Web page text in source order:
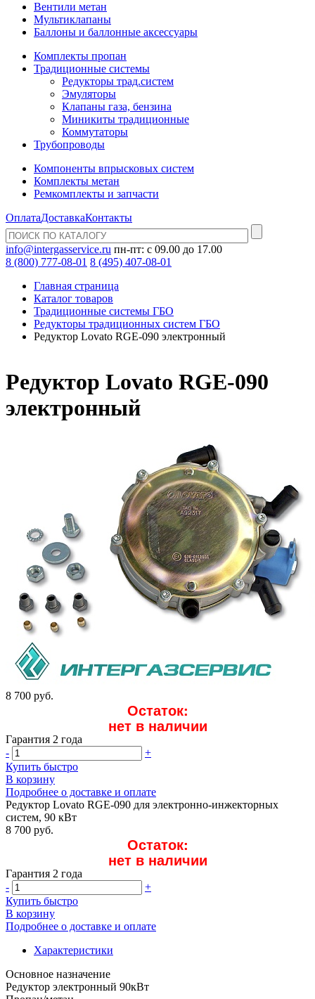
Вентили метан
Мультиклапаны
Баллоны и баллонные аксессуары
Комплекты пропан
Традиционные системы
Редукторы трад.систем
Эмуляторы
Клапаны газа, бензина
Миникиты традиционные
Коммутаторы
Трубопроводы
Компоненты впрысковых систем
Комплекты метан
Ремкомплекты и запчасти
ОплатаДоставкаКонтакты
info@intergasservice.ru пн-пт: с 09.00 до 17.00
8 (800) 777-08-01 8 (495) 407-08-01
Главная страница
Каталог товаров
Традиционные системы ГБО
Редукторы традиционных систем ГБО
Редуктор Lovato RGE-090 электронный
Редуктор Lovato RGE-090
электронный
8 700 руб.
Остаток:
нет в наличии
Гарантия 2 года
-
+
Купить быстро
В корзину
Подробнее о доставке и оплате
Редуктор Lovato RGE-090 для электронно-инжекторных
систем, 90 кВт
8 700 руб.
Остаток:
нет в наличии
Гарантия 2 года
-
+
Купить быстро
В корзину
Подробнее о доставке и оплате
Характеристики
Основное назначение
Редуктор электронный 90кВт